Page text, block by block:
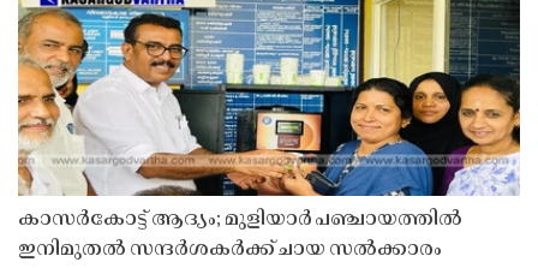
കാസർകോട്ട് ആദ്യം; മുളിയാർ പഞ്ചായത്തിൽ
ഇനിമുതൽ സന്ദർശകർക്ക് ചായ സൽക്കാരം